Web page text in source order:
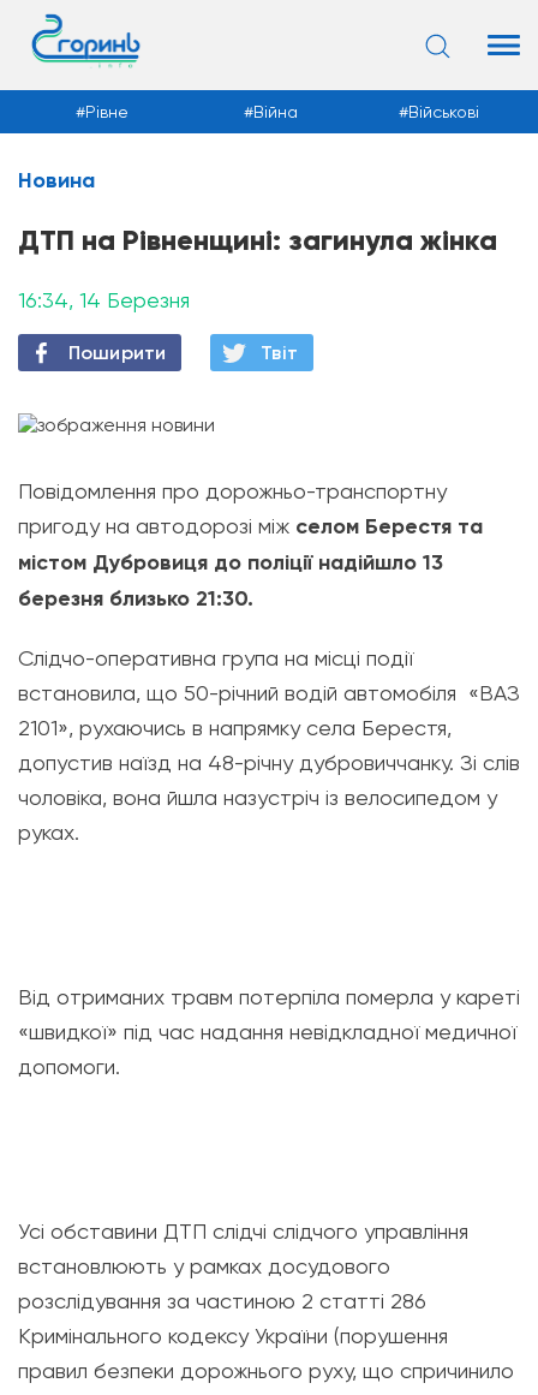
Новини
Рівне Війна Військові
Новина
ДТП на Рівненщині: загинула жінка
16:34, 14 Березня
Поширити Твiт
Повідомлення про дорожньо-транспортну
пригоду на автодорозі між селом Берестя та
містом Дубровиця до поліції надійшло 13
березня близько 21:30.
Слідчо-оперативна група на місці події
встановила, що 50-річний водій автомобіля «ВАЗ
2101», рухаючись в напрямку села Берестя,
допустив наїзд на 48-річну дубровиччанку. Зі слів
чоловіка, вона йшла назустріч із велосипедом у
руках.
Від отриманих травм потерпіла померла у кареті
«швидкої» під час надання невідкладної медичної
допомоги.
Усі обставини ДТП слідчі слідчого управління
встановлюють у рамках досудового
розслідування за частиною 2 статті 286
Кримінального кодексу України (порушення
правил безпеки дорожнього руху, що спричинило